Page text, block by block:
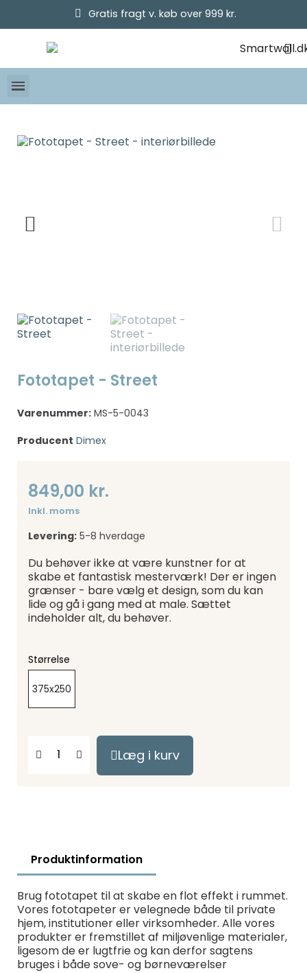
Gratis fragt v. køb over 999 kr.
Fototapet - Street
Varenummer: MS-5-0043
Producent Dimex
849,00 kr.
Inkl. moms
Levering: 5-8 hverdage
Du behøver ikke at være kunstner for at
skabe et fantastisk mesterværk! Der er ingen
grænser - bare vælg et design, som du kan
lide og gå i gang med at male. Sættet
indeholder alt, du behøver.
Størrelse
375x250
Læg i kurv
Produktinformation
Brug fototapet til at skabe en flot effekt i rummet.
Vores fototapeter er velegnede både til private
hjem, institutioner eller virksomheder. Alle vores
produkter er fremstillet af miljøvenlige materialer,
ligesom de er lugtfrie og kan derfor sagtens
bruges i både sove- og børneværelser